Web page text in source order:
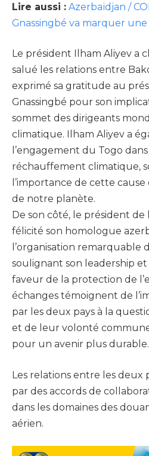
Lire aussi : Azerbaïdjan /
Gnassingbé va marquer
Le président Ilham Aliyev a
salué les relations entre
exprimé sa gratitude au
Gnassingbé pour son
sommet des dirigeants
climatique. Ilham Aliyev a
l’engagement du Togo
réchauffement climatique,
l’importance de cette
de notre planète.
De son côté, le président
félicité son homologue
l’organisation remarquable
soulignant son leadership
faveur de la protection de
échanges témoignent de
par les deux pays à la
et de leur volonté
pour un avenir plus durable.
Les relations entre les deux
par des accords de
dans les domaines des
aérien.